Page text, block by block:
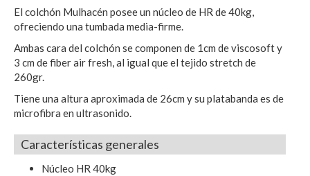
El colchón Mulhacén posee un núcleo de HR de 40kg,
ofreciendo una tumbada media-firme.
Ambas cara del colchón se componen de 1cm de viscosoft y
3 cm de fiber air fresh, al igual que el tejido stretch de
260gr.
Tiene una altura aproximada de 26cm y su platabanda es de
microfibra en ultrasonido.
Características generales
Núcleo HR 40kg